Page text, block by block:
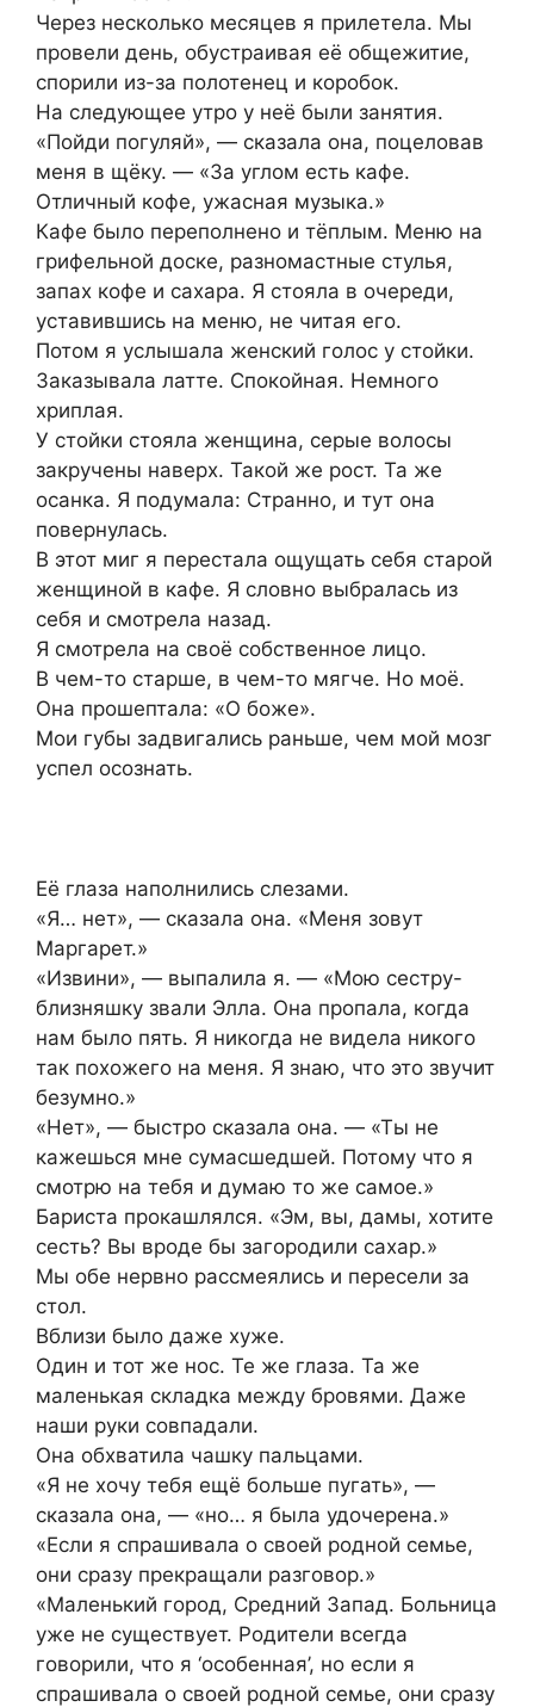
Через несколько месяцев я прилетела. Мы
провели день, обустраивая её общежитие,
спорили из-за полотенец и коробок.
На следующее утро у неё были занятия.
«Пойди погуляй», — сказала она, поцеловав
меня в щёку. — «За углом есть кафе.
Отличный кофе, ужасная музыка.»
Кафе было переполнено и тёплым. Меню на
грифельной доске, разномастные стулья,
запах кофе и сахара. Я стояла в очереди,
уставившись на меню, не читая его.
Потом я услышала женский голос у стойки.
Заказывала латте. Спокойная. Немного
хриплая.
У стойки стояла женщина, серые волосы
закручены наверх. Такой же рост. Та же
осанка. Я подумала: Странно, и тут она
повернулась.
В этот миг я перестала ощущать себя старой
женщиной в кафе. Я словно выбралась из
себя и смотрела назад.
Я смотрела на своё собственное лицо.
В чем-то старше, в чем-то мягче. Но моё.
Она прошептала: «О боже».
Мои губы задвигались раньше, чем мой мозг
успел осознать.
Её глаза наполнились слезами.
«Я… нет», — сказала она. «Меня зовут
Маргарет.»
«Извини», — выпалила я. — «Мою сестру-
близняшку звали Элла. Она пропала, когда
нам было пять. Я никогда не видела никого
так похожего на меня. Я знаю, что это звучит
безумно.»
«Нет», — быстро сказала она. — «Ты не
кажешься мне сумасшедшей. Потому что я
смотрю на тебя и думаю то же самое.»
Бариста прокашлялся. «Эм, вы, дамы, хотите
сесть? Вы вроде бы загородили сахар.»
Мы обе нервно рассмеялись и пересели за
стол.
Вблизи было даже хуже.
Один и тот же нос. Те же глаза. Та же
маленькая складка между бровями. Даже
наши руки совпадали.
Она обхватила чашку пальцами.
«Я не хочу тебя ещё больше пугать», —
сказала она, — «но… я была удочерена.»
«Если я спрашивала о своей родной семье,
они сразу прекращали разговор.»
«Маленький город, Средний Запад. Больница
уже не существует. Родители всегда
говорили, что я ‘особенная’, но если я
спрашивала о своей родной семье, они сразу